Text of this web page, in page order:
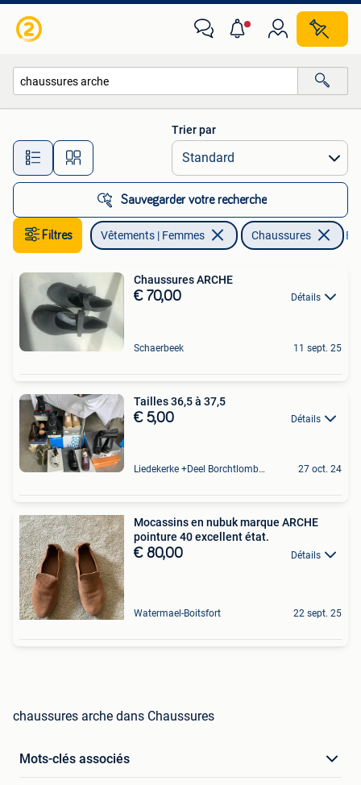
Toutes les distances…
Trier par
Sauvegarder votre recherche
Filtres Vêtements | Femmes Chaussures
Chaussures ARCHE
€ 70,00 Détails
Schaerbeek 11 sept. 25
Tailles 36,5 à 37,5
€ 5,00 Détails
Liedekerke +Deel Borchtlombeek 27 oct. 24
Mocassins en nubuk marque ARCHE
pointure 40 excellent état.
€ 80,00 Détails
Watermael-Boitsfort 22 sept. 25
chaussures arche dans Chaussures
Mots-clés associés